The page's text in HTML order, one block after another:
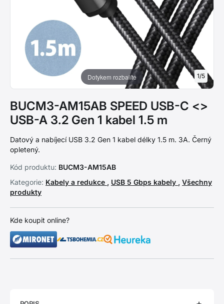
Dotykem rozbalíte 1/5
BUCM3-AM15AB SPEED USB-C <>
USB-A 3.2 Gen 1 kabel 1.5 m
Datový a nabíjecí USB 3.2 Gen 1 kabel délky 1.5 m. 3A. Černý
opletený.
Kód produktu: BUCM3-AM15AB
Kategorie: Kabely a redukce , USB 5 Gbps kabely , Všechny
produkty
Kde koupit online?